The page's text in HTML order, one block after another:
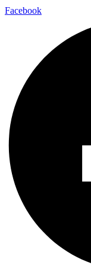
Facebook